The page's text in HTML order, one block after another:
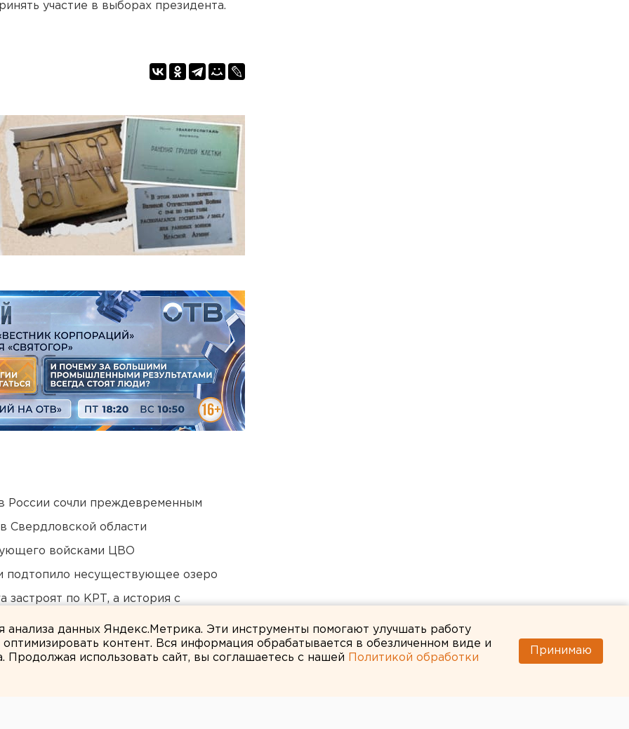
участие в выборах президента.
России сочли преждевременным
Свердловской области
войсками ЦВО
подтопило несуществующее озеро
застроят по КРТ, а история с
данных Яндекс.Метрика. Эти инструменты помогают улучшать работу
контент. Вся информация обрабатывается в обезличенном виде и
Продолжая использовать сайт, вы соглашаетесь с нашей
Политикой обработки
Принимаю